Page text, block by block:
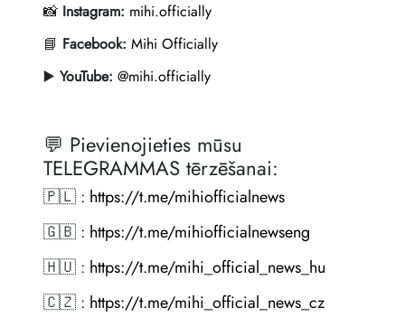
📸 Instagram: mihi.officially
📘 Facebook: Mihi Officially
▶️ YouTube: @mihi.officially
💬 Pievienojieties mūsu
TELEGRAMMAS tērzēšanai:
🇵🇱 : https://t.me/mihiofficialnews
🇬🇧 : https://t.me/mihiofficialnewseng
🇭🇺 : https://t.me/mihi_official_news_hu
🇨🇿 : https://t.me/mihi_official_news_cz